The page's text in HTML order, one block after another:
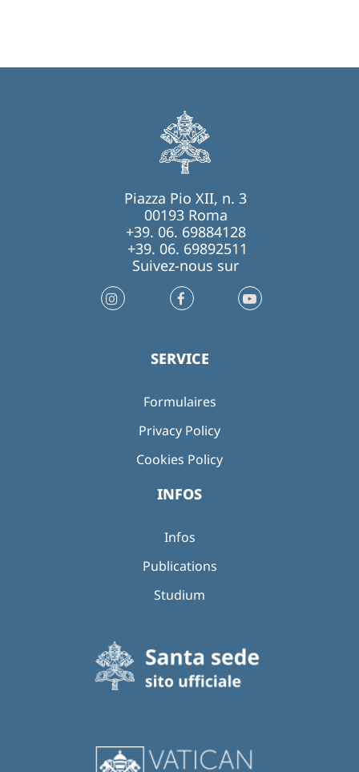
Piazza Pio XII, n. 3
00193 Roma
+39. 06. 69884128
+39. 06. 69892511
Suivez-nous sur
SERVICE
Formulaires
Privacy Policy
Cookies Policy
INFOS
Infos
Publications
Studium